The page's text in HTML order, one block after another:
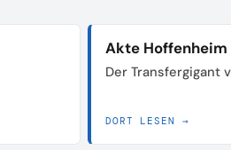
Akte Hoffenheim
Der Transfergigant
DORT LESEN →